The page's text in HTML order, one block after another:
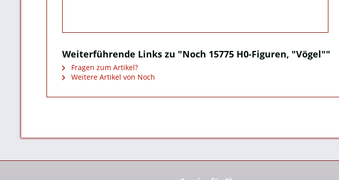
Weiterführende Links zu "Noch 15775 H0-Figuren, "Vögel""
Fragen zum Artikel?
Weitere Artikel von Noch